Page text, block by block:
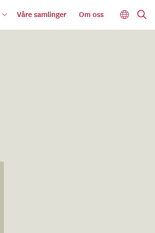
Våre samlinger Om oss